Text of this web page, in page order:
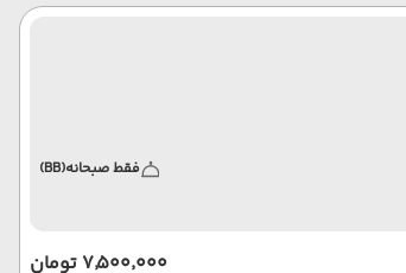
فقط صبحانه(BB)
۷٬۵۰۰٬۰۰۰ تومان